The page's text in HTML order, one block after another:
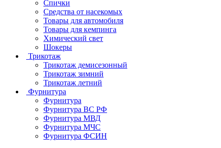
Спички
Средства от насекомых
Товары для автомобиля
Товары для кемпинга
Химический свет
Шокеры
Трикотаж
Трикотаж демисезонный
Трикотаж зимний
Трикотаж летний
Фурнитура
Фурнитура
Фурнитура ВС РФ
Фурнитура МВД
Фурнитура МЧС
Фурнитура ФСИН